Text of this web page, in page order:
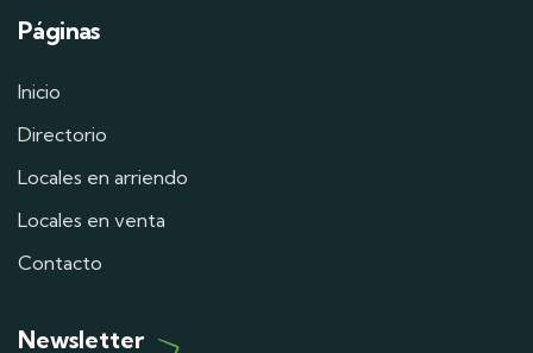
Páginas
Inicio
Directorio
Locales en arriendo
Locales en venta
Contacto
Newsletter